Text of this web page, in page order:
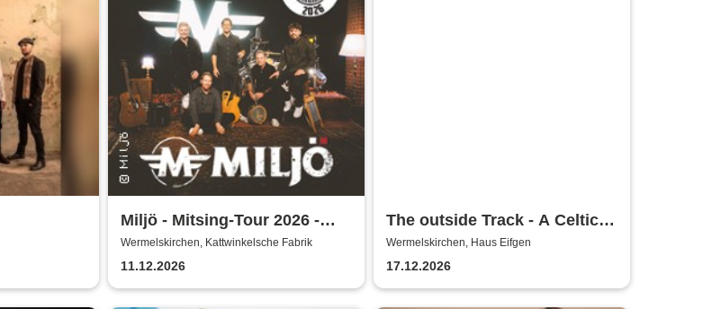
Miljö - Mitsing-Tour 2026 -
Unplugged
Wermelskirchen, Kattwinkelsche Fabrik
11.12.2026
The outside Track - A Celtic
Christmas Voyage
Wermelskirchen, Haus Eifgen
17.12.2026